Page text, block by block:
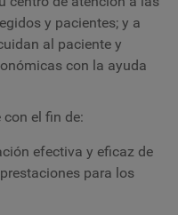
y pacientes; y a
al paciente y
con la ayuda
el fin de:
efectiva y eficaz de
para los